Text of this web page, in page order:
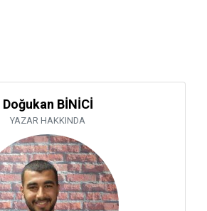
Doğukan BİNİCİ
YAZAR HAKKINDA